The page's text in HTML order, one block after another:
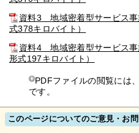
資料3 地域密着型サービス
式378キロバイト）
資料4 地域密着型サービス事
形式197キロバイト）
PDFファイルの閲覧には
です。
このページについてのご意見・お